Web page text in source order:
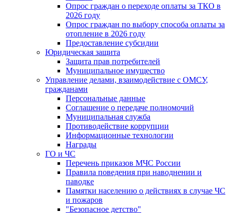
Опрос граждан о переходе оплаты за ТКО в
2026 году
Опрос граждан по выбору способа оплаты за
отопление в 2026 году
Предоставление субсидии
Юридическая защита
Защита прав потребителей
Муниципальное имущество
Управление делами, взаимодействие с ОМСУ,
гражданами
Персональные данные
Соглашение о передаче полномочий
Муниципальная служба
Противодействие коррупции
Информационные технологии
Награды
ГО и ЧС
Перечень приказов МЧС России
Правила поведения при наводнении и
паводке
Памятки населению о действиях в случае ЧС
и пожаров
"Безопасное детство"